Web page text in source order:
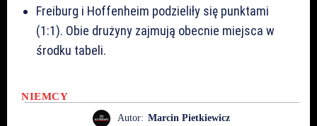
Freiburg i Hoffenheim podzieliły się punktami
(1:1). Obie drużyny zajmują obecnie miejsca w
środku tabeli.
NIEMCY
Autor: Marcin Pietkiewicz